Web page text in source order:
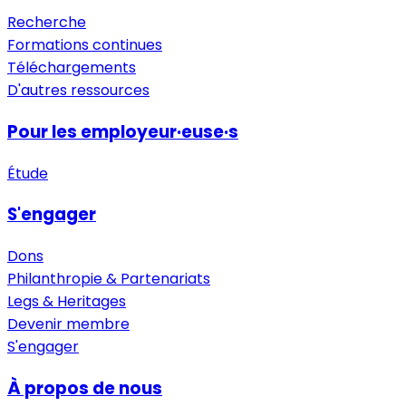
Recherche
Formations continues
Téléchargements
D'autres ressources
Pour les employeur·euse·s
Étude
S'engager
Dons
Philanthropie & Partenariats
Legs & Heritages
Devenir membre
S'engager
À propos de nous